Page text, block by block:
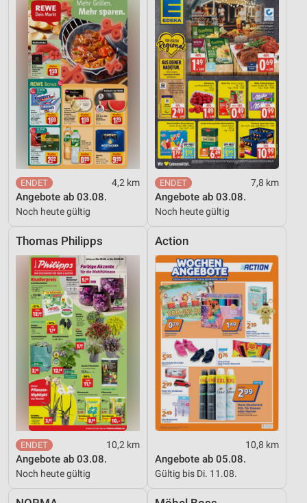
4,2 km
Angebote ab 03.08.
Noch heute gültig
7,8 km
Angebote ab 03.08.
Noch heute gültig
Thomas Philipps
10,2 km
Angebote ab 03.08.
Noch heute gültig
Action
10,8 km
Angebote ab 05.08.
Gültig bis Di. 11.08.
Geräte anhand von aktiv angeforderten
Informationen identifizieren
Nicht-IAB-Verarbeitungszwecke:
Notwendig
Performance
Funktional
Werbung